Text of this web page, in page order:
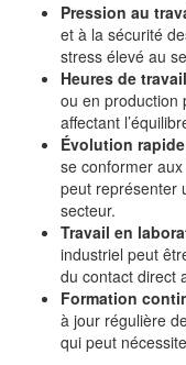
Pression au
et à la sécurité
stress élevé au
Heures de
ou en production
affectant
Évolution
se conformer
peut représenter
secteur.
Travail en
industriel peut
du contact direct
Formation
à jour régulière
qui peut